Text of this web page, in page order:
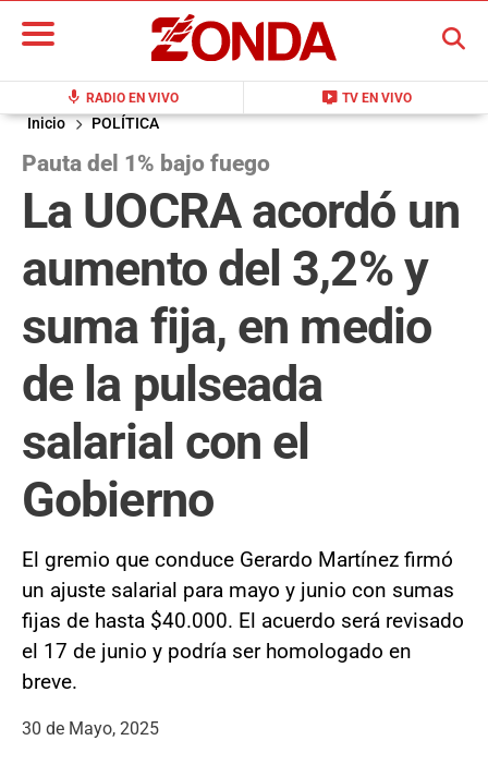
mic RADIO EN VIVO live_tv TV EN VIVO
BUSCAR
Inicio POLÍTICA
Pauta del 1% bajo fuego
La UOCRA acordó un
aumento del 3,2% y
suma fija, en medio
de la pulseada
salarial con el
Gobierno
El gremio que conduce Gerardo Martínez firmó
un ajuste salarial para mayo y junio con sumas
fijas de hasta $40.000. El acuerdo será revisado
el 17 de junio y podría ser homologado en
breve.
30 de Mayo, 2025